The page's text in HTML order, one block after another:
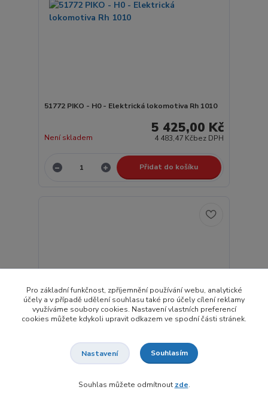
51772 PIKO - H0 - Elektrická lokomotiva Rh 1010
5 425,00 Kč
4 483,47 Kčbez DPH
Není skladem
Přidat do košíku
51773 PIKO - H0 - Elektrická lokomotiva Rh 1010,
Pro základní funkčnost, zpříjemnění používání webu, analytické
účely a v případě udělení souhlasu také pro účely cílení reklamy
využíváme soubory cookies. Nastavení vlastních preferencí
cookies můžete kdykoli upravit odkazem ve spodní části stránek.
Nastavení Souhlasím
Souhlas můžete odmítnout zde.